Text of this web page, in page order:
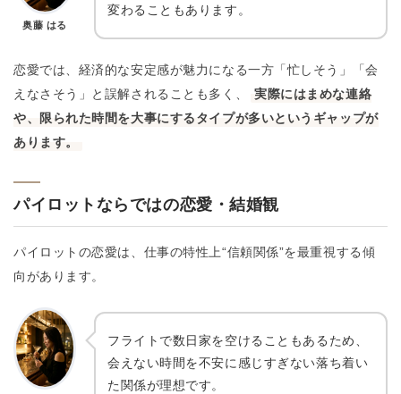
奥藤 はる
変わることもあります。
恋愛では、経済的な安定感が魅力になる一方「忙しそう」「会
えなさそう」と誤解されることも多く、
実際にはまめな連絡
や、限られた時間を大事にするタイプが多いというギャップが
あります。
パイロットならではの恋愛・結婚観
パイロットの恋愛は、仕事の特性上“信頼関係”を最重視する傾
向があります。
フライトで数日家を空けることもあるため、
会えない時間を不安に感じすぎない落ち着い
た関係が理想です。